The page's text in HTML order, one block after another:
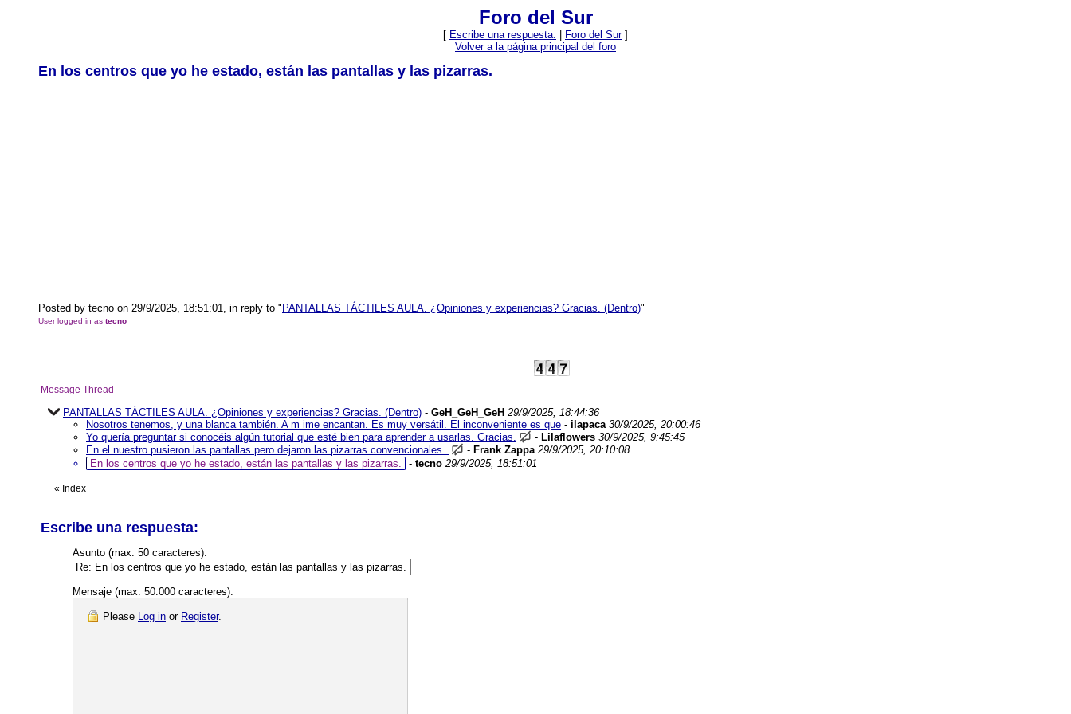
Foro del Sur
[ Escribe una respuesta: Foro del Sur]
Volver a la página principal del foro
En los centros que yo he estado, están las pantallas y las pizarras.
Posted by tecno on 29/9/2025, 18:51:01, in reply to " PANTALLAS TÁCTILES AULA. ¿Opiniones y experiencias? Gracias. (Dentro)"
User logged in as tecno
Message Thread
PANTALLAS TÁCTILES AULA. ¿Opiniones y experiencias? Gracias. (Dentro) - GeH_GeH_GeH 29/9/2025, 18:44:36
Nosotros tenemos, y una blanca también. A m ime encantan. Es muy versátil. El inconveniente es que - ilapaca 30/9/2025, 20:00:46
Yo quería preguntar si conocéis algún tutorial que esté bien para aprender a usarlas. Gracias.
- Lilaflowers 30/9/2025, 9:45:45
En el nuestro pusieron las pantallas pero dejaron las pizarras convencionales.
- Frank Zappa 29/9/2025, 20:10:08
En los centros que yo he estado, están las pantallas y las pizarras.
- tecno 29/9/2025, 18:51:01
« Index
Escribe una respuesta:
Asunto (max. 50 caracteres):
Mensaje (max. 50.000 caracteres):
Please Log in or Register.